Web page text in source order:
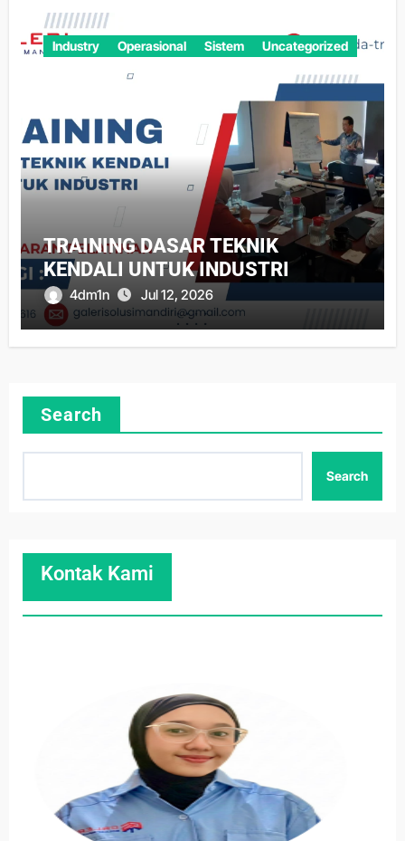
Industry Operasional Sistem Uncategorized
TRAINING DASAR TEKNIK
KENDALI UNTUK INDUSTRI
4dm1n Jul 12, 2026
Search
Search
Kontak Kami